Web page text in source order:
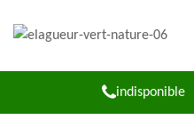
indisponible